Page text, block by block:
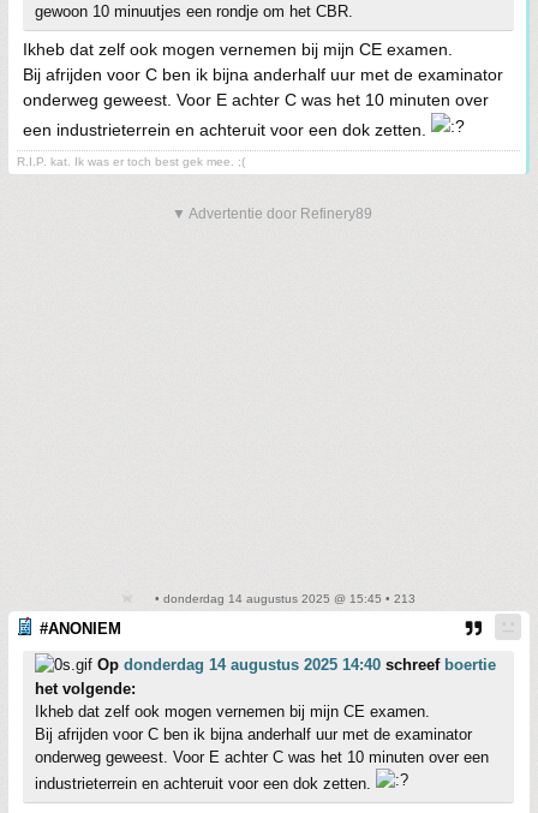
gewoon 10 minuutjes een rondje om het CBR.
Ikheb dat zelf ook mogen vernemen bij mijn CE examen.
Bij afrijden voor C ben ik bijna anderhalf uur met de examinator
onderweg geweest. Voor E achter C was het 10 minuten over
een industrieterrein en achteruit voor een dok zetten.
R.I.P. kat. Ik was er toch best gek mee. ;(
▼ Advertentie door Refinery89
• donderdag 14 augustus 2025 @ 15:45 • 213
#ANONIEM
Op donderdag 14 augustus 2025 14:40 schreef boertie
het volgende:
Ikheb dat zelf ook mogen vernemen bij mijn CE examen.
Bij afrijden voor C ben ik bijna anderhalf uur met de examinator
onderweg geweest. Voor E achter C was het 10 minuten over een
industrieterrein en achteruit voor een dok zetten.